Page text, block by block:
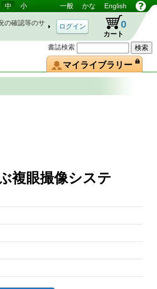
書誌検索
中 小 一般 かな English
の確認等のサ
カート
0
マイライブラリー
眼撮像システ